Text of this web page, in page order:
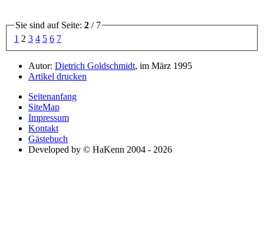
Sie sind auf Seite: 2 / 7
1 2 3 4 5 6 7
Autor: Dietrich Goldschmidt, im März 1995
Artikel drucken
Seitenanfang
SiteMap
Impressum
Kontakt
Gästebuch
Developed by © HaKenn 2004 - 2026